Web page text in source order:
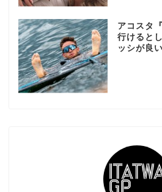
アコスタ
行けると
ッシが良い